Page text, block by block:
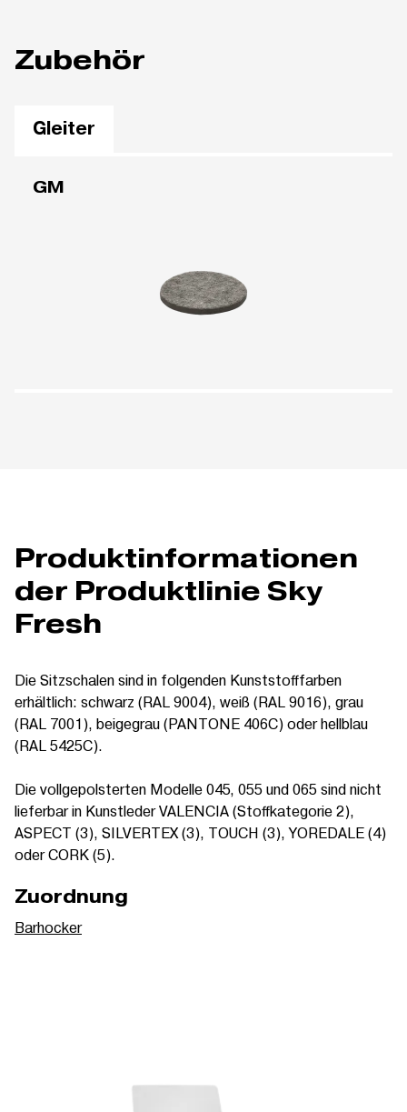
Zubehör
Gleiter
GM
Produktinformationen
der Produktlinie Sky
Fresh
Die Sitzschalen sind in folgenden Kunststofffarben
erhältlich: schwarz (RAL 9004), weiß (RAL 9016), grau
(RAL 7001), beigegrau (PANTONE 406C) oder hellblau
(RAL 5425C).
Die vollgepolsterten Modelle 045, 055 und 065 sind nicht
lieferbar in Kunstleder VALENCIA (Stoffkategorie 2),
ASPECT (3), SILVERTEX (3), TOUCH (3), YOREDALE (4)
oder CORK (5).
Zuordnung
Barhocker